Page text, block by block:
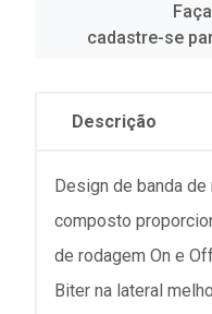
cadastre-se
Descrição
Design de banda
composto
de rodagem On e
Biter na lateral